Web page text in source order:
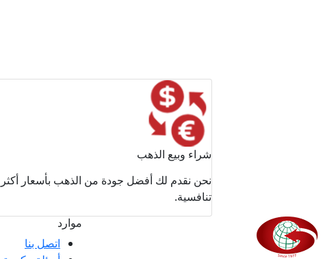
شراء وبيع الذهب
نحن نقدم لك أفضل جودة من الذهب بأسعار أكثر
تنافسية.
موارد
اتصل بنا